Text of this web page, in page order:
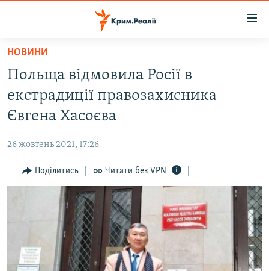
Перейти
основного
матеріалу
Перейти
до
основної
Перейти
до
ВОДА.КРИМ
ВІДЕО ТА ФОТО
БЛОГИ
ПОГЛЯД
ВСЕ ЗА ДЕНЬ
СПЕЦПРОЕКТИ
ДЕПОРТАЦІЯ
ЯК ОБІЙТИ БЛОКУВАННЯ
НОВИНИ
Польща відмовила Росії в
екстрадиції правозахисника
Євгена Хасоєва
26 жовтень 2021, 17:26
Поділитись Читати без VPN